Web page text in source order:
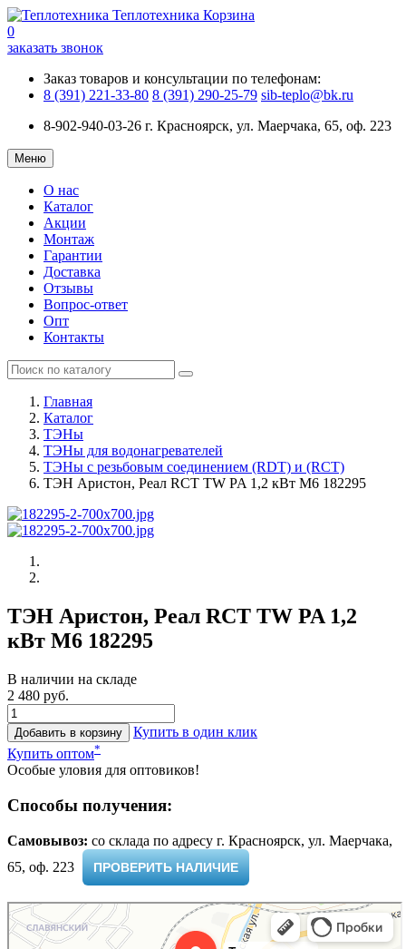
Теплотехника Корзина
0
заказать звонок
Заказ товаров и консультации по телефонам:
8 (391) 221-33-80 8 (391) 290-25-79 sib-teplo@bk.ru
8-902-940-03-26 г. Красноярск, ул. Маерчака, 65, оф. 223
Меню
О нас
Каталог
Акции
Монтаж
Гарантии
Доставка
Отзывы
Вопрос-ответ
Опт
Контакты
Главная
Каталог
ТЭНы
ТЭНы для водонагревателей
ТЭНы с резьбовым соединением (RDT) и (RCT)
ТЭН Аристон, Реал RCT TW PA 1,2 кВт M6 182295
ТЭН Аристон, Реал RCT TW PA 1,2
кВт M6 182295
В наличии на складе
2 480 руб.
Добавить в корзину
Купить в один клик
Купить оптом*
Особые уловия для оптовиков!
Способы получения:
Самовывоз: cо склада по адресу г. Красноярск, ул. Маерчака,
65, оф. 223 ​
ПРОВЕРИТЬ НАЛИЧИЕ